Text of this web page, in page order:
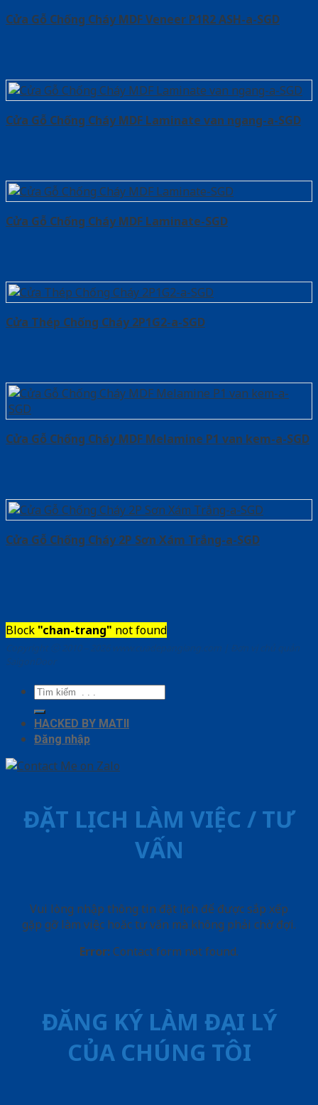
Cửa Gỗ Chống Cháy MDF Veneer P1R2 ASH-a-SGD
Cửa Gỗ Chống Cháy MDF Laminate van ngang-a-SGD
Cửa Gỗ Chống Cháy MDF Laminate-SGD
Cửa Thép Chống Cháy 2P1G2-a-SGD
Cửa Gỗ Chống Cháy MDF Melamine P1 van kem-a-SGD
Cửa Gỗ Chống Cháy 2P Sơn Xám Trắng-a-SGD
Block "chan-trang" not found
Copyright ⓒ 2010 – 2026 www.cuadepangiang.com | Đơn vị chủ quản
SaigonDoor
Tìm
kiếm:
HACKED BY MATII
Đăng nhập
ĐẶT LỊCH LÀM VIỆC / TƯ
VẤN
Vui lòng nhập thông tin đặt lịch để được sắp xếp
gặp gỡ làm việc hoăc tư vấn mà không phải chờ đợi.
Error: Contact form not found.
ĐĂNG KÝ LÀM ĐẠI LÝ
CỦA CHÚNG TÔI